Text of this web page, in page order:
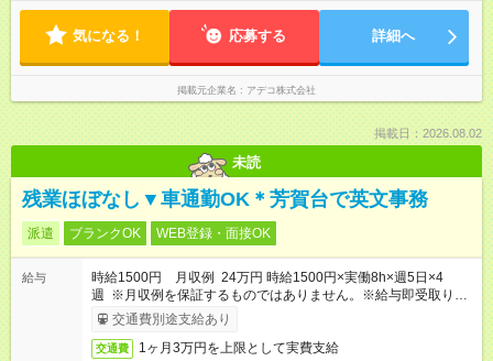
気になる！ 応募する 詳細へ
掲載元企業名 アデコ株式会社
掲載日：2026.08.02
未読
残業ほぼなし▼車通勤OK＊芳賀台で英文事務
派遣 ブランクOK WEB登録・面接OK
給与
時給1500円 月収例 24万円 時給1500円×実働8h×週5日×4
週 ※月収例を保証するものではありません。※給与即受取りサ
ービス利用可（利用条件有）
交通費別途支給あり
交通費 1ヶ月3万円を上限として実費支給